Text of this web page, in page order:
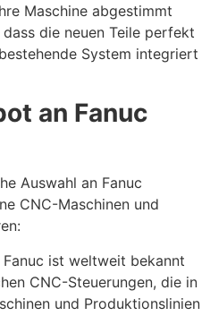
Maschine abgestimmt
die neuen Teile perfekt
System integriert
an Fanuc
Auswahl an Fanuc
CNC-Maschinen und
Fanuc ist weltweit bekannt
CNC-Steuerungen, die in
und Produktionslinien